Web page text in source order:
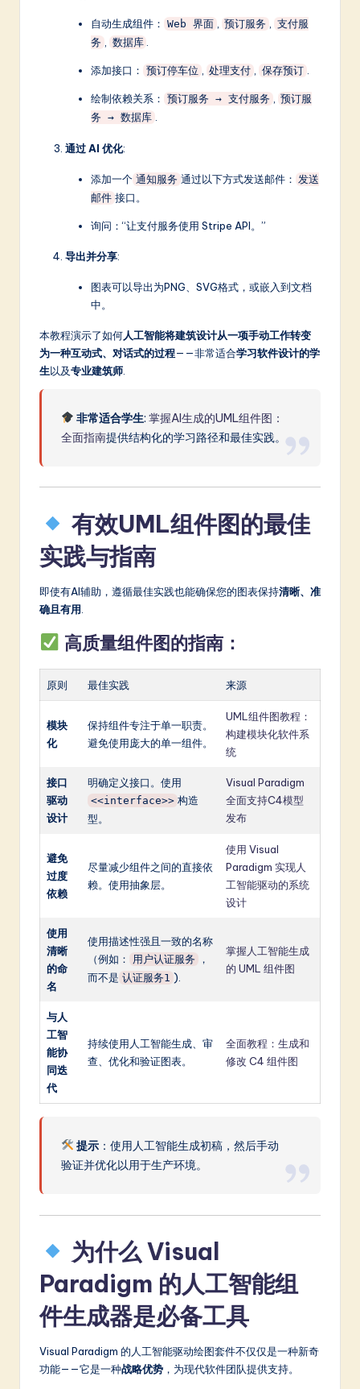
自动生成组件： Web 界面 预订服务
支付服
务
数据库
添加接口： 预订停车位 处理支付 保存预订
绘制依赖关系： 预订服务 → 支付服务
预订服
务 → 数据库
通过 AI 优化:
添加一个 通知服务 通过以下方式发送邮件： 发送
邮件 接口。
询问：“让支付服务使用 Stripe API。”
导出并分享:
图表可以导出为PNG、SVG格式，或嵌入到文档
中。
本教程演示了如何人工智能将建筑设计从一项手动工作转变
为一种互动式、对话式的过程——非常适合学习软件设计的学
生以及专业建筑师
非常适合学生:掌握AI生成的UML组件图：
全面指南提供结构化的学习路径和最佳实践。
有效UML组件图的最佳
实践与指南
即使有AI辅助，遵循最佳实践也能确保您的图表保持清晰、准
确且有用
高质量组件图的指南：
原则 最佳实践 来源
模块
化
保持组件专注于单一职责。
避免使用庞大的单一组件。
UML组件图教程：
构建模块化软件系
统
接口
驱动
设计
明确定义接口。使用
<<interface>> 构造
型。
Visual Paradigm
全面支持C4模型
发布
避免
过度
依赖
尽量减少组件之间的直接依
赖。使用抽象层。
使用 Visual
Paradigm 实现人
工智能驱动的系统
设计
使用
清晰
的命
名
使用描述性强且一致的名称
（例如：
用户认证服务
，
而不是 认证服务1 ).
掌握人工智能生成
的 UML 组件图
与人
工智
能协
同迭
代
持续使用人工智能生成、审
查、优化和验证图表。
全面教程：生成和
修改 C4 组件图
提示 ：使用人工智能生成初稿，然后手动
验证并优化以用于生产环境。
为什么 Visual
Paradigm 的人工智能组
件生成器是必备工具
Visual Paradigm 的人工智能驱动绘图套件不仅仅是一种新奇
功能——它是一种战略优势 ，为现代软件团队提供支持。